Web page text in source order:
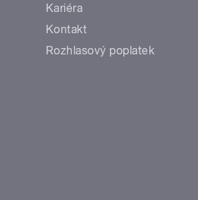
Kariéra
Kontakt
Rozhlasový poplatek